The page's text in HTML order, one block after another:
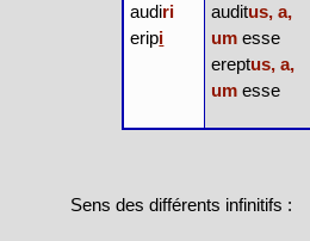
audiri
eripi
auditus, a,
um esse
ereptus, a,
um esse
Sens des différents infinitifs :